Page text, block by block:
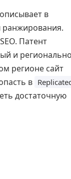
в
ранжирования.
Патент
и
регионе сайт
в
достаточную